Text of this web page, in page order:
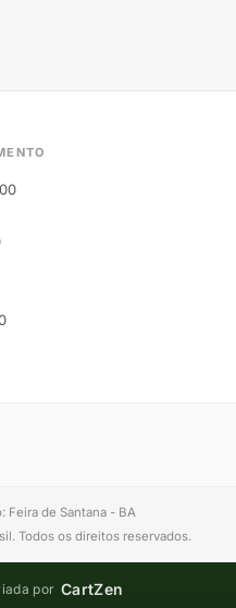
Feira de Santana - BA
Todos os direitos reservados.
por CartZen